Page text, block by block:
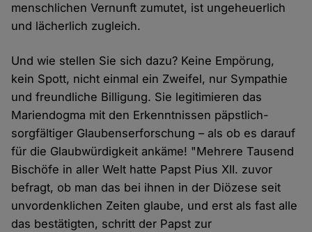
menschlichen Vernunft zumutet, ist ungeheuerlich
und lächerlich zugleich.
Und wie stellen Sie sich dazu? Keine Empörung,
kein Spott, nicht einmal ein Zweifel, nur Sympathie
und freundliche Billigung. Sie legitimieren das
Mariendogma mit den Erkenntnissen päpstlich-
sorgfältiger Glaubenserforschung – als ob es darauf
für die Glaubwürdigkeit ankäme! "Mehrere Tausend
Bischöfe in aller Welt hatte Papst Pius XII. zuvor
befragt, ob man das bei ihnen in der Diözese seit
unvordenklichen Zeiten glaube, und erst als fast alle
das bestätigten, schritt der Papst zur